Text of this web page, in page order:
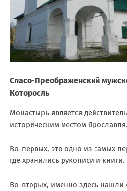
Спасо-Преображенский
Которосль
Монастырь является
историческим местом Ярославля.
Во-первых, это одно из самых
где хранились рукописи и книги.
Во-вторых, именно здесь нашли